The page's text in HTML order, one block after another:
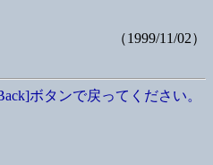
（1999/11/02）
ボタンで戻ってください。